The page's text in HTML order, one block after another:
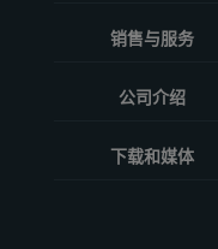
销售与服务
公司介绍
下载和媒体